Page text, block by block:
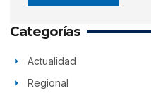
Categorías
Actualidad
Regional